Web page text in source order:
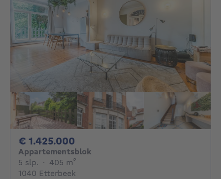
€ 1.425.000
Appartementsblok
5 slp. 5 slaapkamers
· 405 m²
1040 Etterbeek